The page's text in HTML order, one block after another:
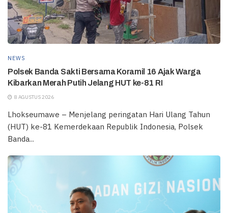
NEWS
Polsek Banda Sakti Bersama Koramil 16 Ajak Warga
Kibarkan Merah Putih Jelang HUT ke-81 RI
8 AGUSTUS 2026
Lhokseumawe – Menjelang peringatan Hari Ulang Tahun
(HUT) ke-81 Kemerdekaan Republik Indonesia, Polsek
Banda...